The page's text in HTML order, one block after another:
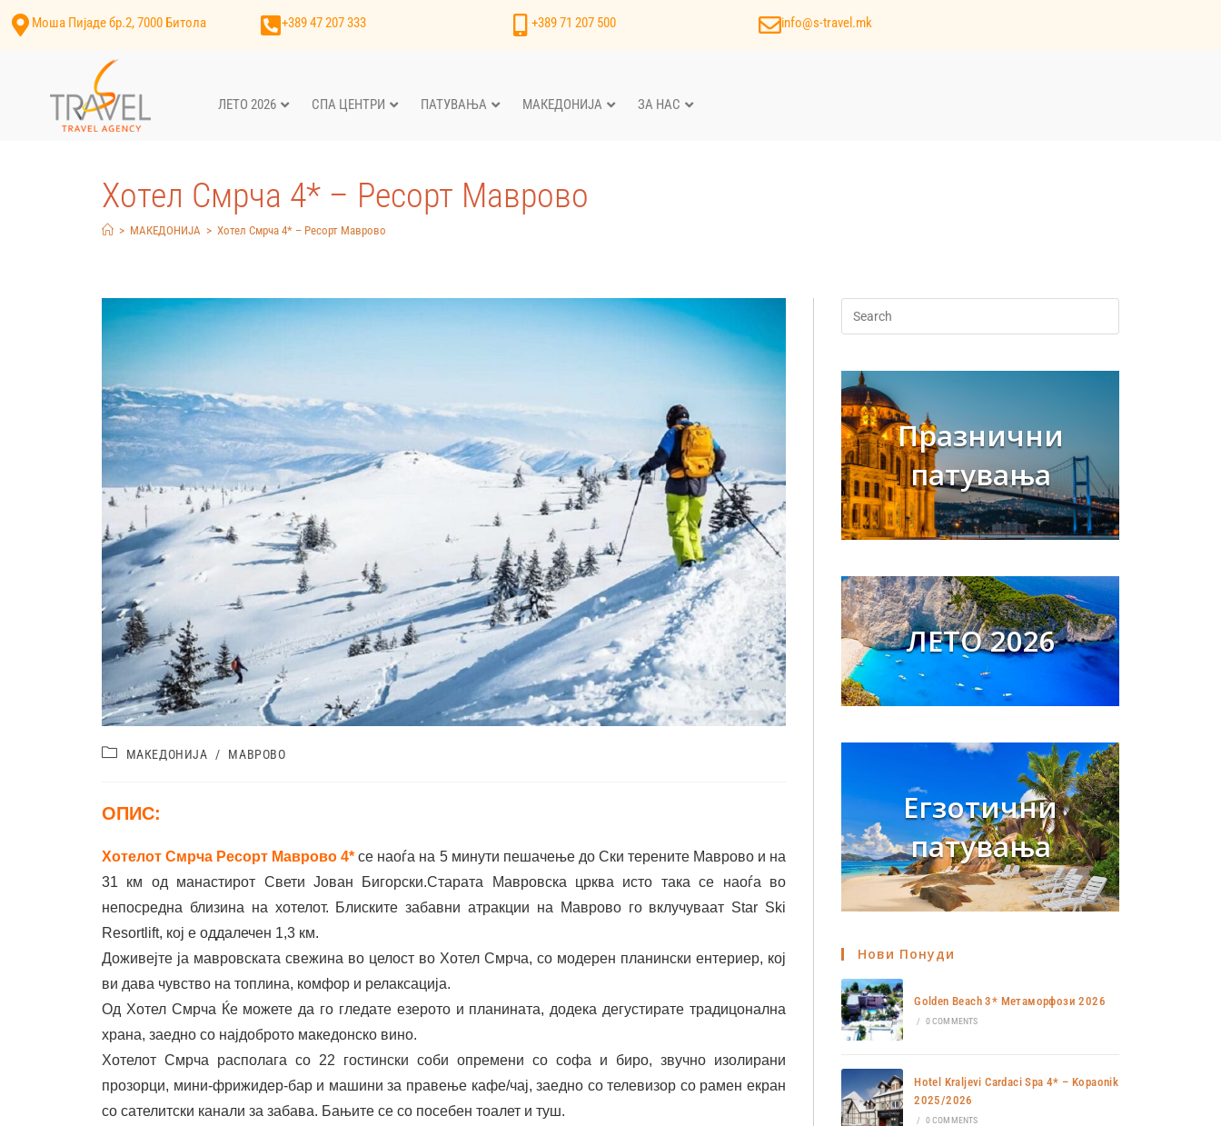
Моша Пијаде бр.2, 7000 Битола +389 47 207 333 +389 71 207 500 info@s-travel.mk
ЛЕТО 2026 СПА ЦЕНТРИ ПАТУВАЊА МАКЕДОНИЈА ЗА НАС
Хотел Смрча 4* – Ресорт Маврово
> МАКЕДОНИЈА > Хотел Смрча 4* – Ресорт Маврово
МАКЕДОНИЈА / МАВРОВО
ОПИС:
Хотелот Смрча Ресорт Маврово 4* се наоѓа на 5 минути пешачење до Ски терените Маврово и на
31 км од манастирот Свети Јован Бигорски.Старата Мавровска црква исто така се наоѓа во
непосредна близина на хотелот. Блиските забавни атракции на Маврово го вклучуваат Star Ski
Resortlift, кој е оддалечен 1,3 км.
Доживејте ја мавровската свежина во целост во Хотел Смрча, со модерен планински ентериер, кој
ви дава чувство на топлина, комфор и релаксација.
Од Хотел Смрча Ќе можете да го гледате езерото и планината, додека дегустирате традицонална
храна, заедно со најдоброто македонско вино.
Хотелот Смрча располага со 22 гостински соби опремени со софа и биро, звучно изолирани
прозорци, мини-фрижидер-бар и машини за правење кафе/чај, заедно со телевизор со рамен екран
со сателитски канали за забава. Бањите се со посебен тоалет и туш.
Празнични
патувања
ЛЕТО 2026
Егзотични
патувања
Нови Понуди
Golden Beach 3* Метаморфози 2026
/ 0 COMMENTS
Hotel Kraljevi Cardaci Spa 4* – Kopaonik
2025/2026
/ 0 COMMENTS